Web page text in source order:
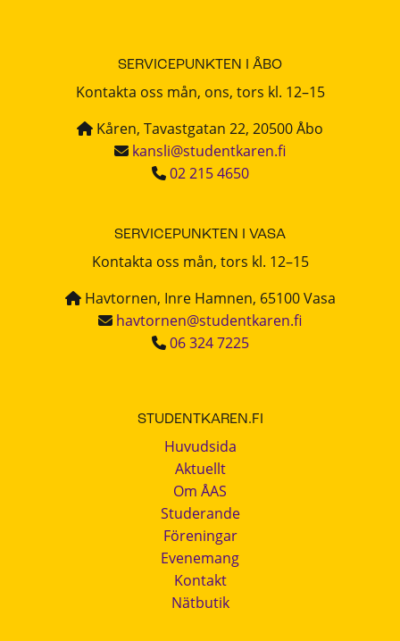
SERVICEPUNKTEN I ÅBO
Kontakta oss mån, ons, tors kl. 12–15
Kåren, Tavastgatan 22, 20500 Åbo
kansli@studentkaren.fi
02 215 4650
SERVICEPUNKTEN I VASA
Kontakta oss mån, tors kl. 12–15
Havtornen, Inre Hamnen, 65100 Vasa
havtornen@studentkaren.fi
06 324 7225
STUDENTKAREN.FI
Huvudsida
Aktuellt
Om ÅAS
Studerande
Föreningar
Evenemang
Kontakt
Nätbutik